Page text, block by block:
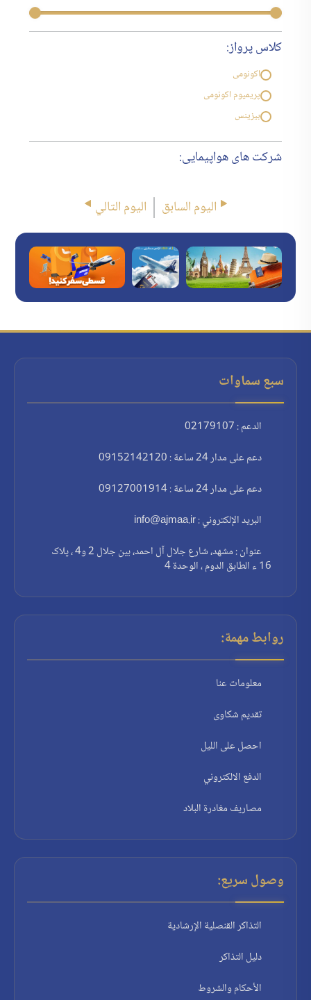
کلاس پرواز:
اکونومی
پریمیوم اکونومی
بیزینس
شرکت های هواپیمایی:
اليوم السابق اليوم التالي
سبع سماوات
الدعم : 02179107
دعم على مدار 24 ساعة : 09152142120
دعم على مدار 24 ساعة : 09127001914
البريد الإلكتروني : info@ajmaa.ir
عنوان : مشهد، شارع جلال آل احمد، بين جلال 2 و4 ، پلاک
16 ء الطابق الدوم ، الوحدة 4
روابط مهمة:
معلومات عنا
تقديم شكاوى
احصل على الليل
الدفع الالكتروني
مصاريف مغادرة البلاد
وصول سريع:
التذاكر القنصلية الإرشادية
دليل التذاكر
الأحكام والشروط